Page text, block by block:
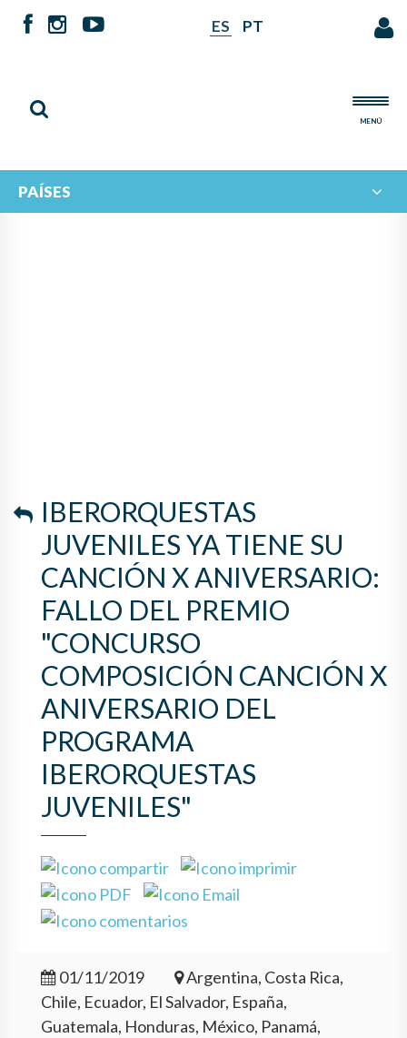
ES PT
MENÚ
PAÍSES
IBERORQUESTAS
JUVENILES YA TIENE SU
CANCIÓN X ANIVERSARIO:
FALLO DEL PREMIO
"CONCURSO
COMPOSICIÓN CANCIÓN X
ANIVERSARIO DEL
PROGRAMA
IBERORQUESTAS
JUVENILES"
01/11/2019
Argentina, Costa Rica,
Chile, Ecuador, El Salvador, España,
Guatemala, Honduras, México, Panamá,